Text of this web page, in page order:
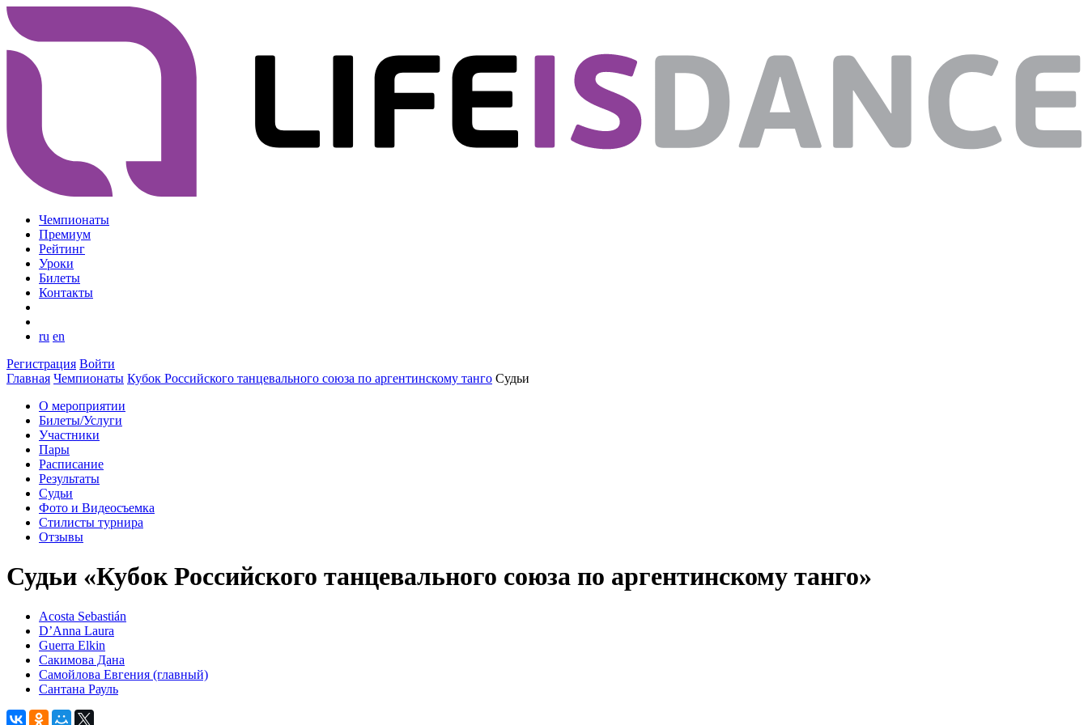
Чемпионаты
Премиум
Рейтинг
Уроки
Билеты
Контакты
ru en
Регистрация Войти
Главная Чемпионаты Кубок Российского танцевального союза по аргентинскому танго Судьи
О мероприятии
Билеты/Услуги
Участники
Пары
Расписание
Результаты
Судьи
Фото и Видеосъемка
Стилисты турнира
Отзывы
Судьи «Кубок Российского танцевального союза по аргентинскому танго»
Acosta Sebastián
D’Anna Laura
Guerra Elkin
Сакимова Дана
Самойлова Евгения (главный)
Сантана Рауль